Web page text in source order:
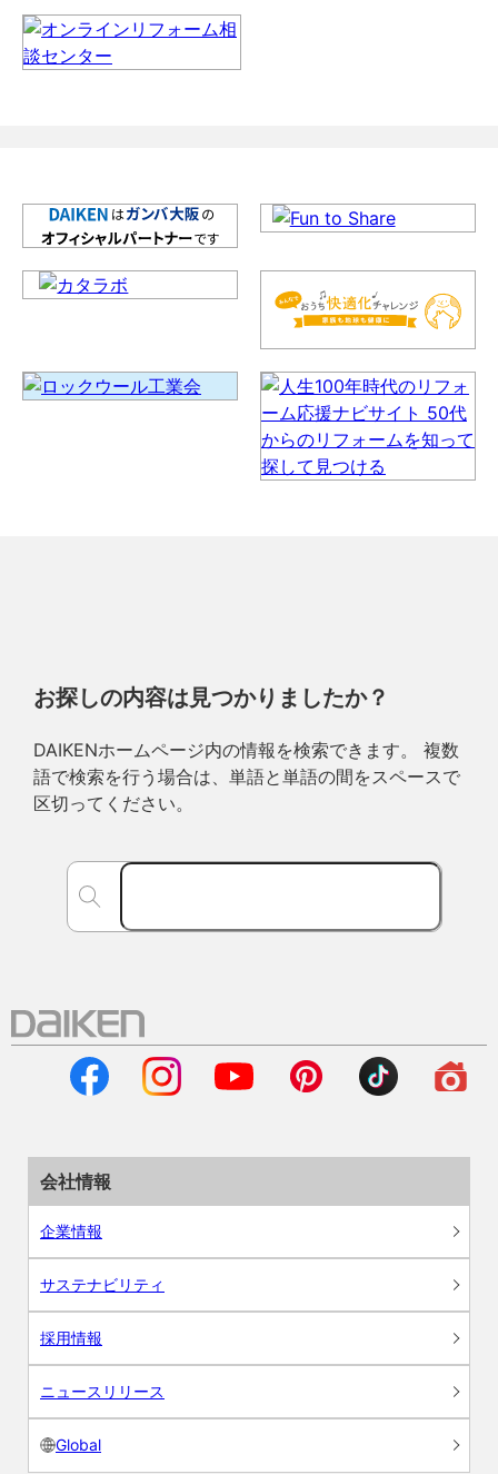
お探しの内容は見つかりましたか？
DAIKENホームページ内の情報を検索できます。 複数
語で検索を行う場合は、単語と単語の間をスペースで
区切ってください。
会社情報
企業情報
サステナビリティ
採用情報
ニュースリリース
Global